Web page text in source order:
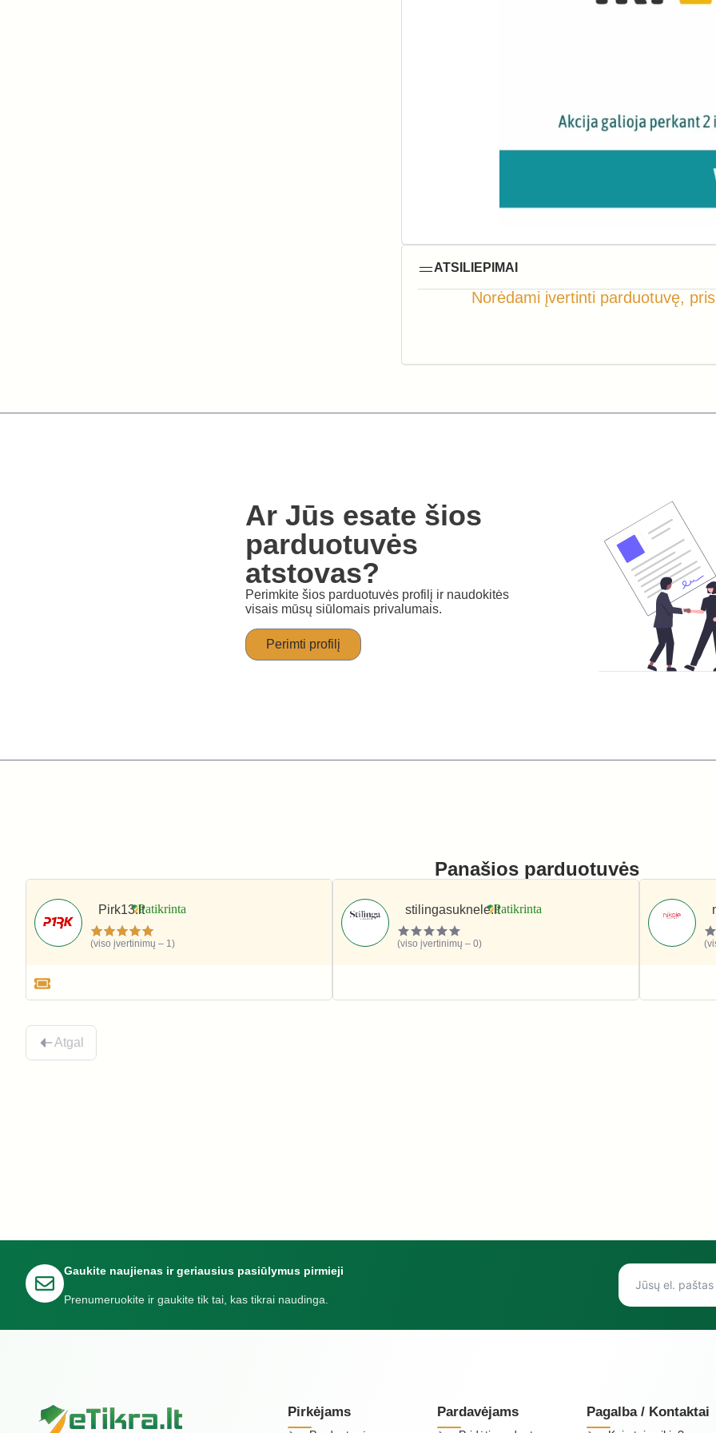
ATSILIEPIMAI
Norėdami įvertinti parduotuvę,
Ar Jūs esate šios
parduotuvės
atstovas?
Perimkite šios parduotuvės profilį ir naudokitės
visais mūsų siūlomais privalumais.
Perimti profilį
Panašios parduotuvės
Pirk13.lt
(viso įvertinimų – 1)
stilingasuknele.lt
(viso įvertinimų – 0)
Atgal
Gaukite naujienas ir geriausius pasiūlymus pirmieji
Prenumeruokite ir gaukite tik tai, kas tikrai naudinga.
Pirkėjams Pardavėjams Pagalba / Kontaktai